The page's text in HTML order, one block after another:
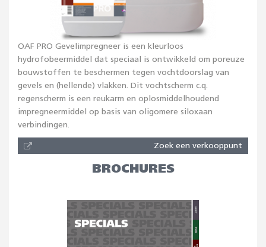
OAF PRO Gevelimpregneer is een kleurloos
hydrofobeermiddel dat speciaal is ontwikkeld om poreuze
bouwstoffen te beschermen tegen vochtdoorslag van
gevels en (hellende) vlakken. Dit vochtscherm c.q.
regenscherm is een reukarm en oplosmiddelhoudend
impregneermiddel op basis van oligomere siloxaan
verbindingen.
Zoek een verkooppunt
BROCHURES